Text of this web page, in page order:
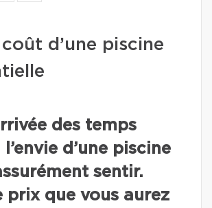
d’une piscine
des temps
d’une piscine
sentir.
prix que vous aurez